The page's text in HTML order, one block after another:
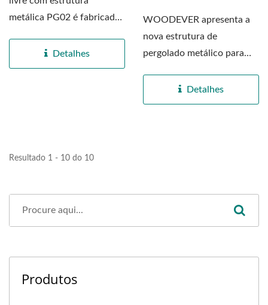
metálica PG02 é fabricada
Detalhes
WOODEVER apresenta a
nova estrutura de
pergolado metálico para
Detalhes
Resultado 1 - 10 do 10
Produtos